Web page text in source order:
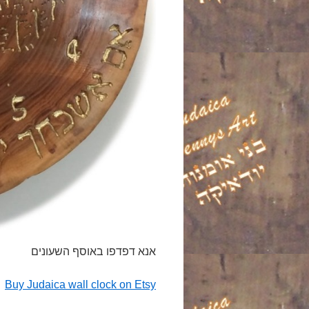
אנא דפדפו באוסף השעונים
Buy Judaica wall clock on Etsy